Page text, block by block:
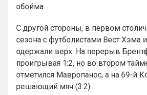
обойма.
С другой стороны, в первом
сезона с футболистами Вест Хэма
одержали верх. На перерыв
проигрывая 1:2, но во втором
отметился Мавропанос, а на 69-й
решающий мяч (3:2).